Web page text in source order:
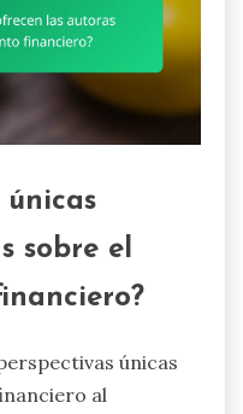
únicas
sobre el
únicas
al